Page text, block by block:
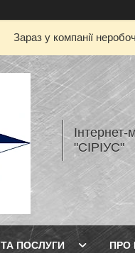
Зараз у компанії
"СІРІУС"
ПОСЛУГИ ПРО